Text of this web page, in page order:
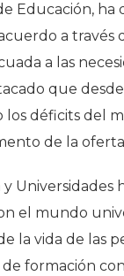
Educación,
a través
a las
que
déficits del
de la
el mundo
vida de las
formación